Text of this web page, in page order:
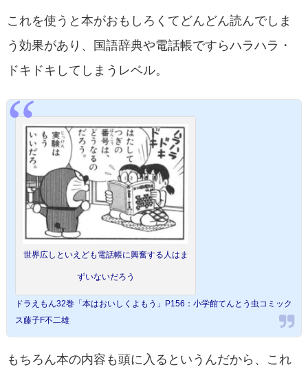
これを使うと本がおもしろくてどんどん読んでしま
う効果があり、国語辞典や電話帳ですらハラハラ・
ドキドキしてしまうレベル。
世界広しといえども電話帳に興奮する人はま
ずいないだろう
ドラえもん32巻「本はおいしくよもう」P156：小学館てんとう虫コミック
ス藤子F不二雄
もちろん本の内容も頭に入るというんだから、これ